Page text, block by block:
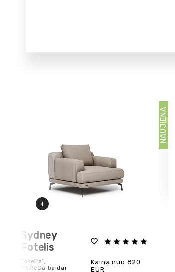
Sydney
Fotelis
Foteliai,
HoReCa baldai
Kaina nuo 820
EUR
NAUJIENA